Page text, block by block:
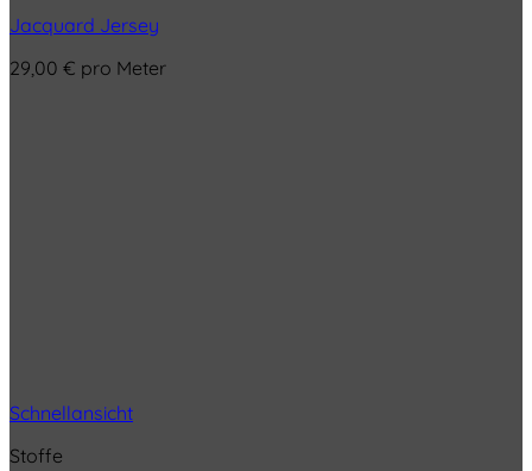
Jacquard Jersey
29,00 € pro Meter
Schnellansicht
Stoffe